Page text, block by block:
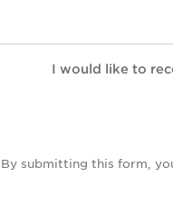
I would like to
By submitting this form,